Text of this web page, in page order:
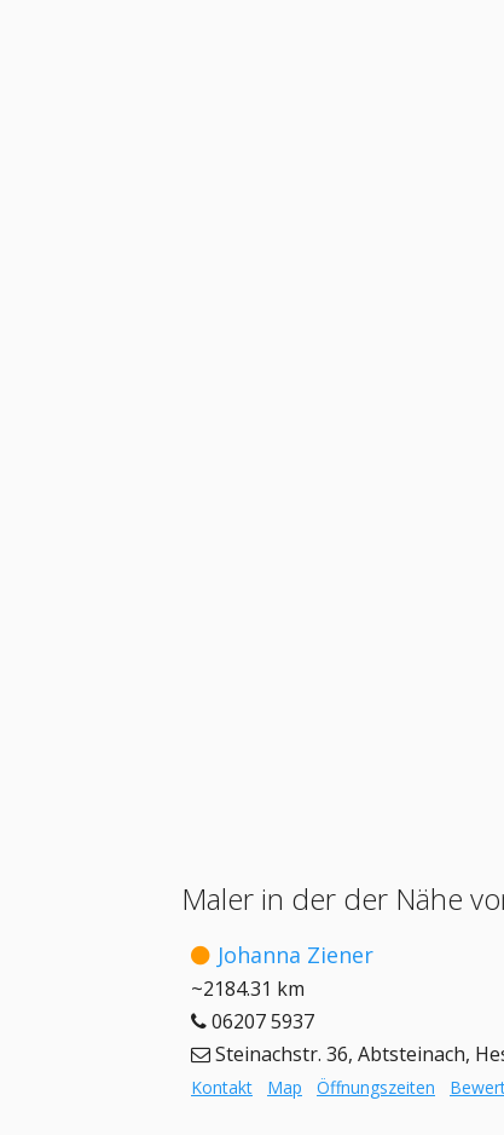
Maler in der der Nähe
Johanna Ziener
~2184.31 km
06207 5937
Steinachstr. 36, Abtsteinach,
Kontakt Map Öffnungszeiten